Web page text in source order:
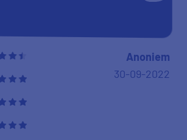
Anoniem
30-09-2022